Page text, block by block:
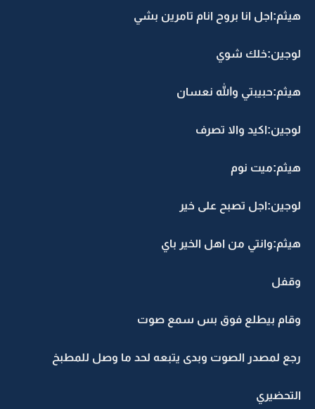
هيثم:اجل انا بروح انام تامرين بشي
لوجين:خلك شوي
هيثم:حبيبتي والله نعسان
لوجين:اكيد والا تصرف
هيثم:ميت نوم
لوجين:اجل تصبح على خير
هيثم:وانتي من اهل الخير باي
وقفل
وقام بيطلع فوق بس سمع صوت
رجع لمصدر الصوت وبدى يتبعه لحد ما وصل للمطبخ
التحضيري